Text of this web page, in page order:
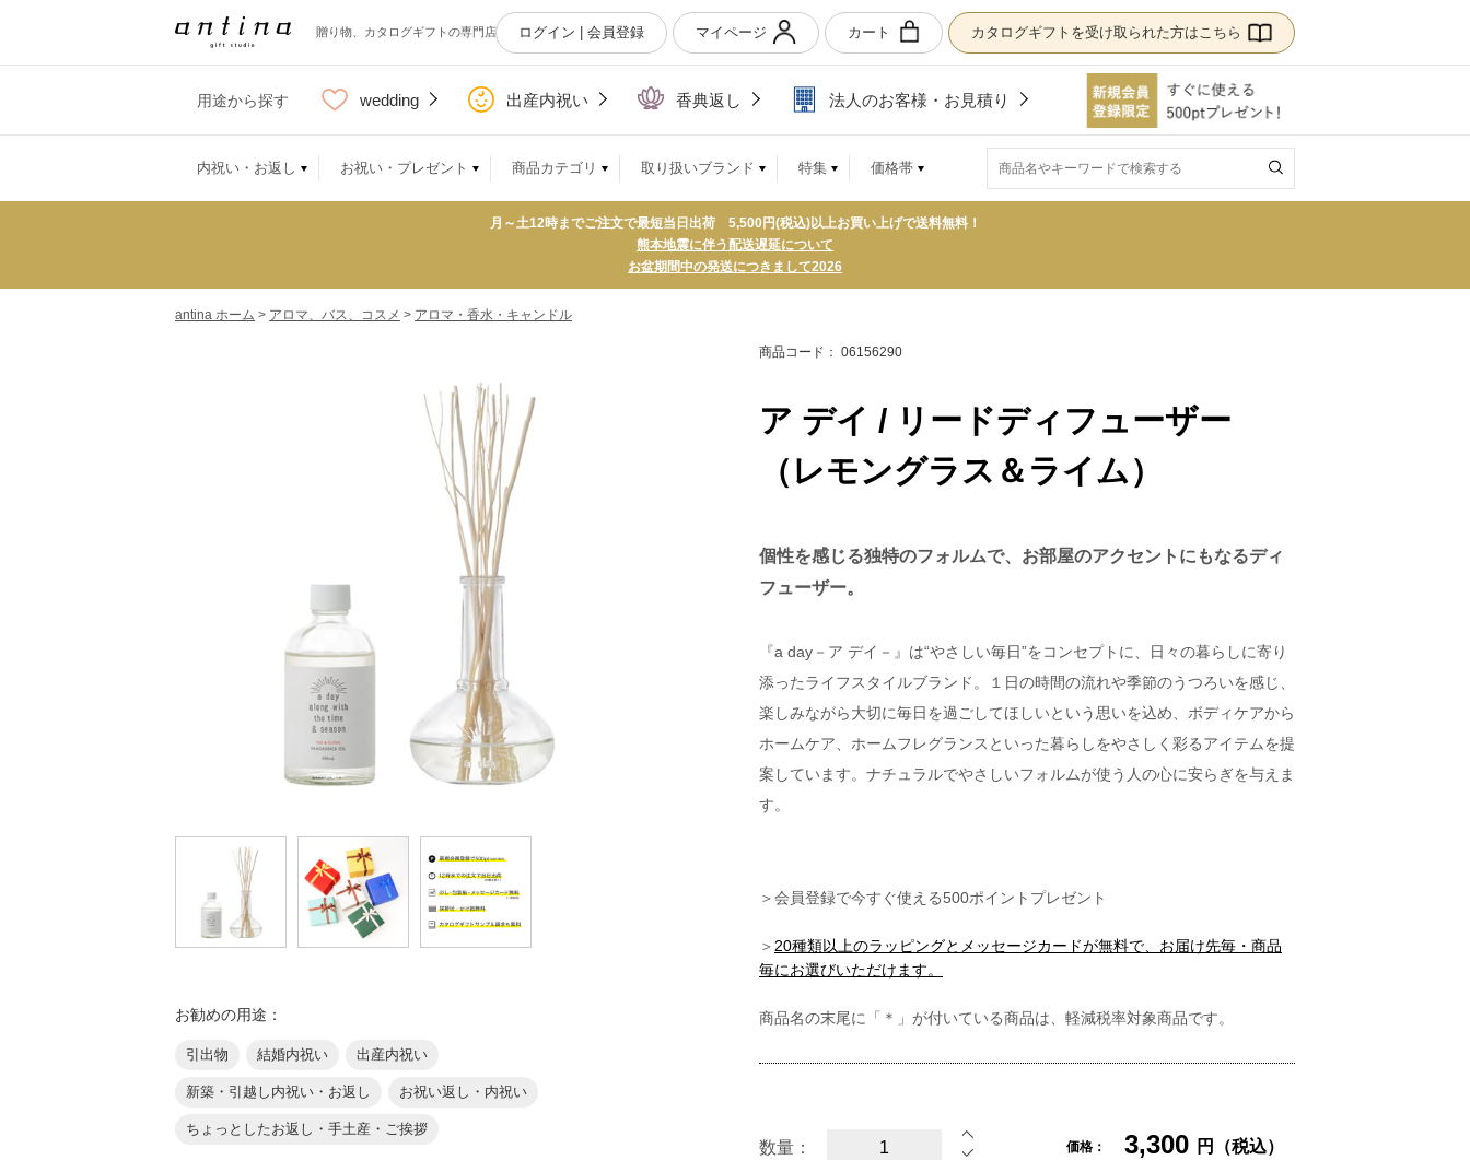
贈り物、カタログギフトの専門店 ログイン | 会員登録 マイページ カート カタログギフトを受け取られた方はこちら
用途から探す wedding 出産内祝い 香典返し 法人のお客様・お見積り
内祝い・お返し お祝い・プレゼント 商品カテゴリ 取り扱いブランド 特集 価格帯
月～土12時までご注文で最短当日出荷 5,500円(税込)以上お買い上げで送料無料！
熊本地震に伴う配送遅延について
お盆期間中の発送につきまして2026
antina ホーム > アロマ、バス、コスメ > アロマ・香水・キャンドル
お勧めの用途：
引出物 結婚内祝い 出産内祝い
新築・引越し内祝い・お返し お祝い返し・内祝い
ちょっとしたお返し・手土産・ご挨拶
商品コード： 06156290
ア デイ / リードディフューザー
（レモングラス＆ライム）
個性を感じる独特のフォルムで、お部屋のアクセントにもなるディ
フューザー。
『a day－ア デイ－』は“やさしい毎日”をコンセプトに、日々の暮らしに寄り
添ったライフスタイルブランド。１日の時間の流れや季節のうつろいを感じ、
楽しみながら大切に毎日を過ごしてほしいという思いを込め、ボディケアから
ホームケア、ホームフレグランスといった暮らしをやさしく彩るアイテムを提
案しています。ナチュラルでやさしいフォルムが使う人の心に安らぎを与えま
す。
＞会員登録で今すぐ使える500ポイントプレゼント
＞ 20種類以上のラッピングとメッセージカードが無料で、お届け先毎・商品
毎にお選びいただけます。
商品名の末尾に「＊」が付いている商品は、軽減税率対象商品です。
数量： 価格： 3,300 円（税込）